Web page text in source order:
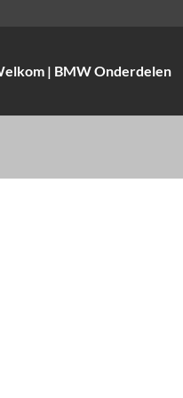
| BMW Onderdelen